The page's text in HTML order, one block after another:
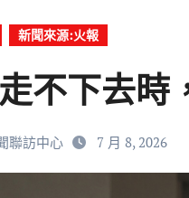
新聞來源:火報
不下去時
聯訪中心 7 月 8, 2026